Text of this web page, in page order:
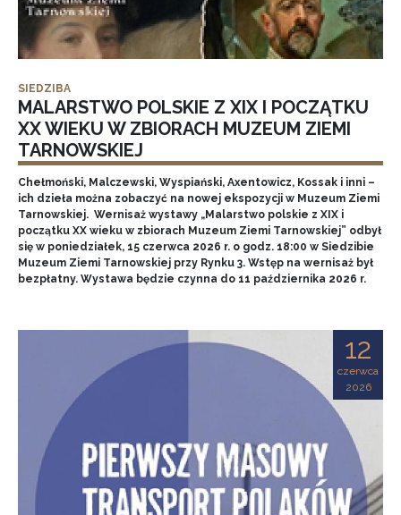
SIEDZIBA
MALARSTWO POLSKIE Z XIX I POCZĄTKU
XX WIEKU W ZBIORACH MUZEUM ZIEMI
TARNOWSKIEJ
Chełmoński, Malczewski, Wyspiański, Axentowicz, Kossak i inni –
ich dzieła można zobaczyć na nowej ekspozycji w Muzeum Ziemi
Tarnowskiej. Wernisaż wystawy „Malarstwo polskie z XIX i
początku XX wieku w zbiorach Muzeum Ziemi Tarnowskiej” odbył
się w poniedziałek, 15 czerwca 2026 r. o godz. 18:00 w Siedzibie
Muzeum Ziemi Tarnowskiej przy Rynku 3. Wstęp na wernisaż był
bezpłatny. Wystawa będzie czynna do 11 października 2026 r.
12
czerwca
2026